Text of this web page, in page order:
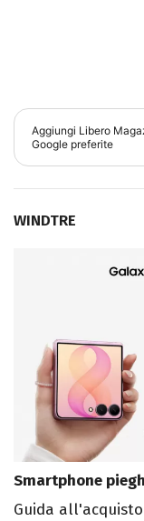
Aggiungi Libero
Google preferite
WINDTRE
Smartphone
Guida